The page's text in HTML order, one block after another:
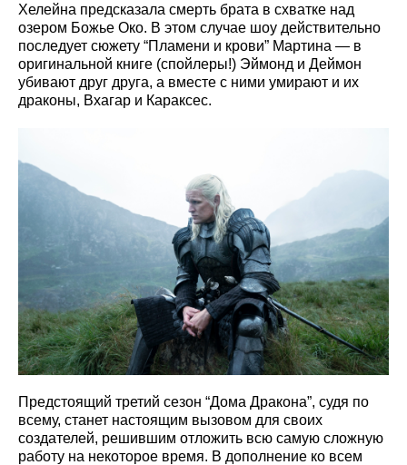
Хелейна предсказала смерть брата в схватке над
озером Божье Око. В этом случае шоу действительно
последует сюжету “Пламени и крови” Мартина — в
оригинальной книге (спойлеры!) Эймонд и Деймон
убивают друг друга, а вместе с ними умирают и их
драконы, Вхагар и Караксес.
Предстоящий третий сезон “Дома Дракона”, судя по
всему, станет настоящим вызовом для своих
создателей, решившим отложить всю самую сложную
работу на некоторое время. В дополнение ко всем